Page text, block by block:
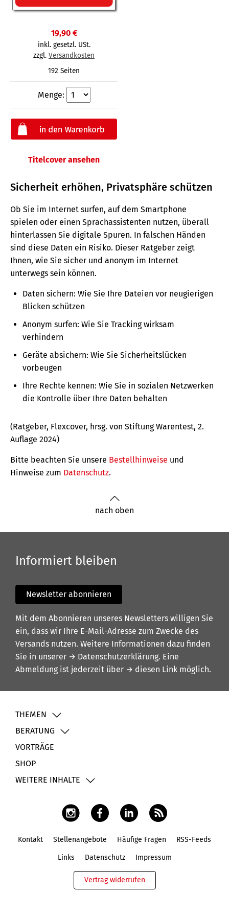
19,90 €
inkl. gesetzl. USt.
zzgl. Versandkosten
192 Seiten
Menge:
Titelcover ansehen
Sicherheit erhöhen, Privatsphäre schützen
Ob Sie im Internet surfen, auf dem Smartphone
spielen oder einen Sprachassistenten nutzen, überall
hinterlassen Sie digitale Spuren. In falschen Händen
sind diese Daten ein Risiko. Dieser Ratgeber zeigt
Ihnen, wie Sie sicher und anonym im Internet
unterwegs sein können.
Daten sichern: Wie Sie Ihre Dateien vor neugierigen
Blicken schützen
Anonym surfen: Wie Sie Tracking wirksam
verhindern
Geräte absichern: Wie Sie Sicherheitslücken
vorbeugen
Ihre Rechte kennen: Wie Sie in sozialen Netzwerken
die Kontrolle über Ihre Daten behalten
(Ratgeber, Flexcover, hrsg. von Stiftung Warentest, 2.
Auflage 2024)
Bitte beachten Sie unsere Bestellhinweise und
Hinweise zum Datenschutz.
nach oben
Informiert bleiben
Newsletter abonnieren
Mit dem Abonnieren unseres Newsletters willigen Sie
ein, dass wir Ihre E-Mail-Adresse zum Zwecke des
Versands nutzen. Weitere Informationen dazu finden
Sie in unserer → Datenschutzerklärung. Eine
Abmeldung ist jederzeit über → diesen Link möglich.
THEMEN
BERATUNG
VORTRÄGE
SHOP
WEITERE INHALTE
Kontakt Stellenangebote Häufige Fragen RSS-Feeds
Links Datenschutz Impressum
Vertrag widerrufen